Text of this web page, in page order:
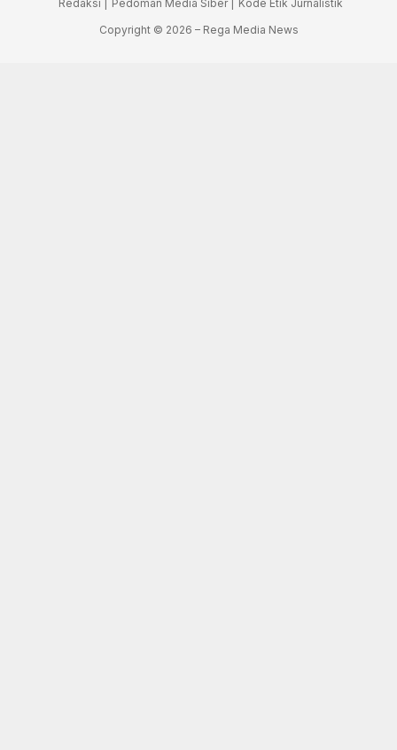
Redaksi | Pedoman Media Siber |
Kode Etik Jurnalistik
Copyright © 2026 – Rega Media News